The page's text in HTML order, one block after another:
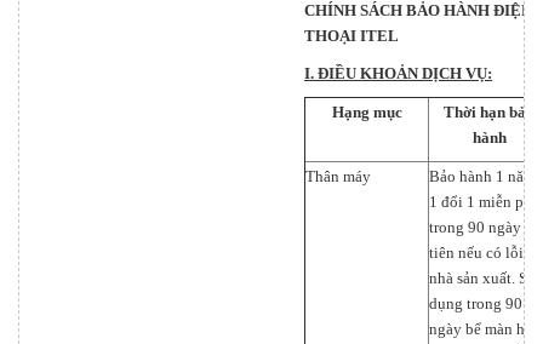
CHÍNH SÁCH BẢO HÀNH ĐIỆN
THOẠI ITEL
I. ĐIỀU KHOẢN DỊCH VỤ:
Hạng mục
Thời hạn bảo
hành
Thân máy
Bảo hành 1 năm,
1 đổi 1 miễn phí
trong 90 ngày
tiên nếu có lỗi do
nhà sản xuất. Sử
dụng trong 90
ngày bể màn